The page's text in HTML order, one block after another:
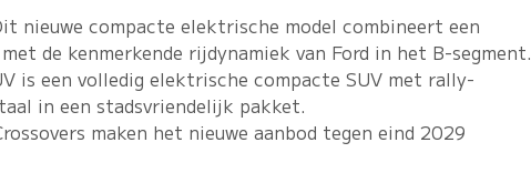
nieuwe compacte elektrische model combineert een
de kenmerkende rijdynamiek van Ford in het B-segment.
is een volledig elektrische compacte SUV met rally-
in een stadsvriendelijk pakket.
maken het nieuwe aanbod tegen eind 2029